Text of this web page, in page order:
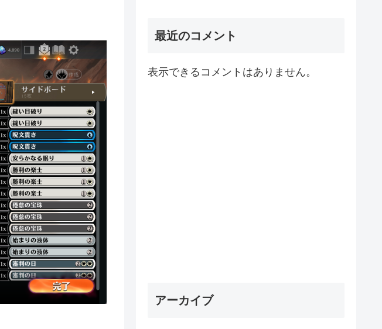
最近のコメント
表示できるコメントはありません。
アーカイブ